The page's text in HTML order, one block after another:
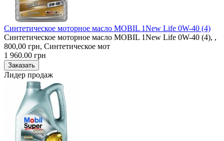
Синтетическое моторное масло MOBIL 1New Life 0W-40 (4)
Синтетическое моторное масло MOBIL 1New Life 0W-40 (4), ,
800,00 грн, Синтетическое мот
1 960.00 грн
Лидер продаж